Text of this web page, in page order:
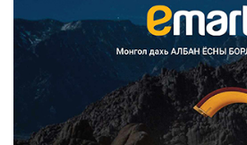
Улаанбаатарт өдөртөө 30 хэм
18 минутын өмнө